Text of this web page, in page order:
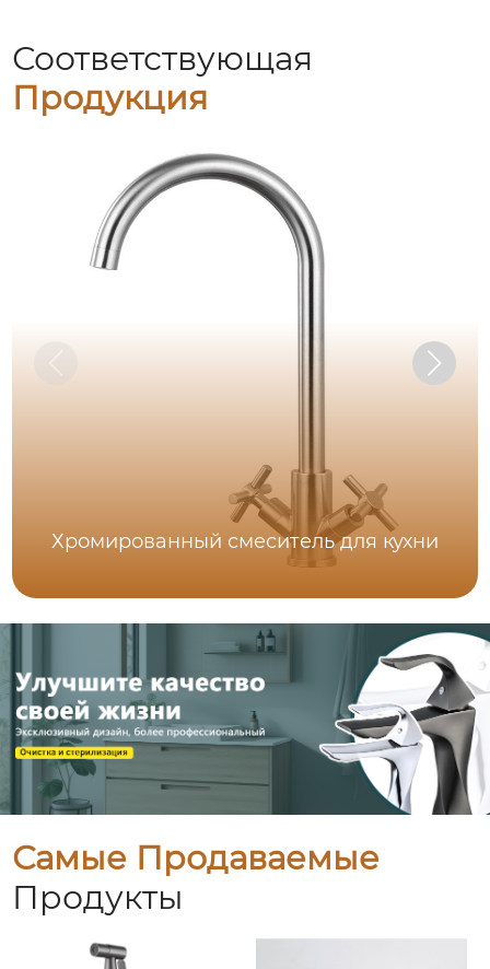
Соответствующая
Продукция
Хромированный смеситель для кухни
Самые Продаваемые
Продукты